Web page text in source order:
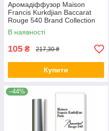
Аромадіффузор Maison
Francis Kurkdjian Baccarat
Rouge 540 Brand Collection
85 мл
В наявності
105 ₴ 217,30 ₴
Купити
–44%